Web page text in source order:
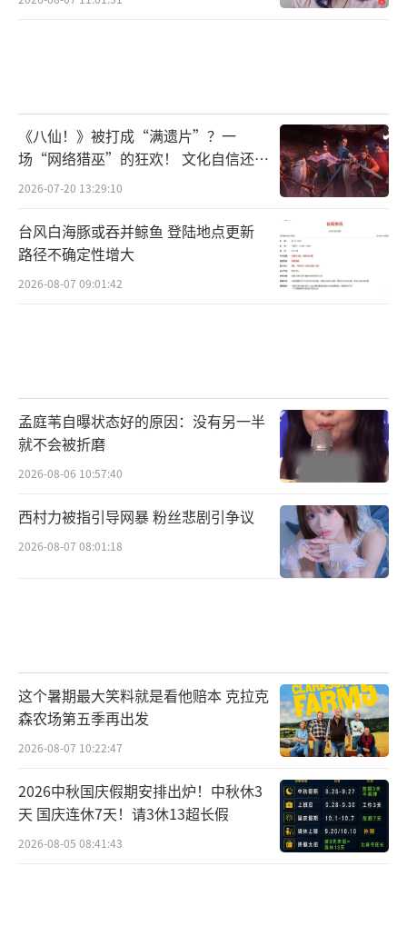
《八仙！》被打成“满遗片”？一
场“网络猎巫”的狂欢！ 文化自信还是
焦虑？
2026-07-20 13:29:10
台风白海豚或吞并鲸鱼 登陆地点更新
路径不确定性增大
2026-08-07 09:01:42
孟庭苇自曝状态好的原因：没有另一半
就不会被折磨
2026-08-06 10:57:40
西村力被指引导网暴 粉丝悲剧引争议
2026-08-07 08:01:18
这个暑期最大笑料就是看他赔本 克拉克
森农场第五季再出发
2026-08-07 10:22:47
2026中秋国庆假期安排出炉！中秋休3
天 国庆连休7天！请3休13超长假
2026-08-05 08:41:43